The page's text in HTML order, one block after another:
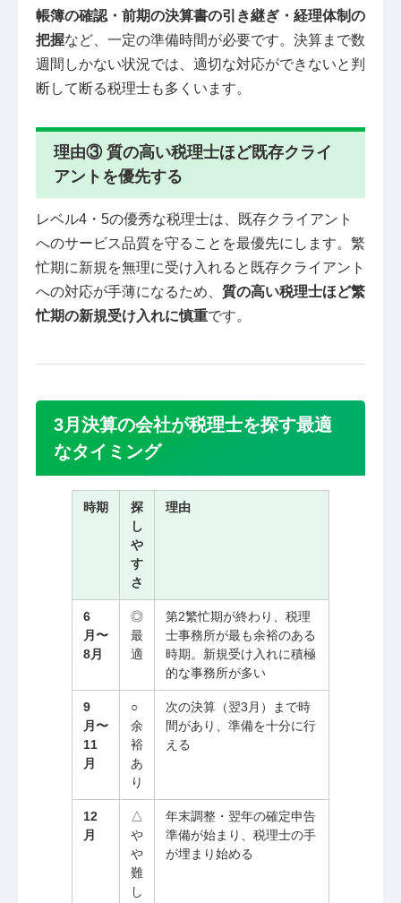
帳簿の確認・前期の決算書の引き継ぎ・経理体制の
把握など、一定の準備時間が必要です。決算まで数
週間しかない状況では、適切な対応ができないと判
断して断る税理士も多くいます。
理由③ 質の高い税理士ほど既存クライ
アントを優先する
レベル4・5の優秀な税理士は、既存クライアント
へのサービス品質を守ることを最優先にします。繁
忙期に新規を無理に受け入れると既存クライアント
への対応が手薄になるため、 質の高い税理士ほど繁
忙期の新規受け入れに慎重です。
3月決算の会社が税理士を探す最適
なタイミング
時期
探
し
や
す
さ
理由
6
月〜
8月
◎
最
適
第2繁忙期が終わり、税理
士事務所が最も余裕のある
時期。新規受け入れに積極
的な事務所が多い
9
月〜
11
月
○
余
裕
あ
り
次の決算（翌3月）まで時
間があり、準備を十分に行
える
12
月
△
や
や
難
し
年末調整・翌年の確定申告
準備が始まり、税理士の手
が埋まり始める